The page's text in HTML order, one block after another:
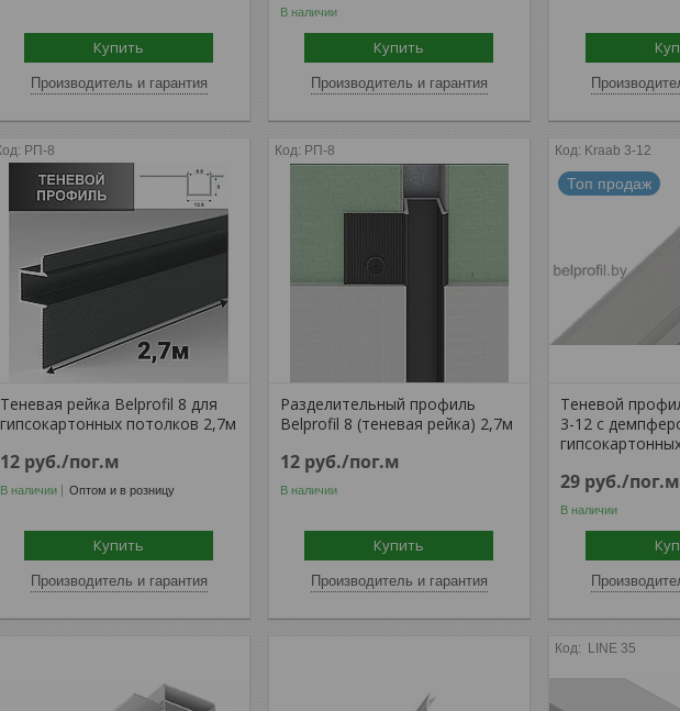
Купить
Производитель и гарантия
В наличии
Купить
Производитель и гарантия
РП-8
Теневая рейка Belprofil 8 для
гипсокартонных потолков 2,7м
12 руб./пог.м
В наличии Оптом и в розницу
Купить
Производитель и гарантия
РП-8
Разделительный профиль
Belprofil 8 (теневая рейка) 2,7м
12 руб./пог.м
В наличии
Купить
Производитель и гарантия
Kraab 3-12
Топ продаж
Теневой
3-12 с
29 руб./пог.м
В наличии
LINE 35